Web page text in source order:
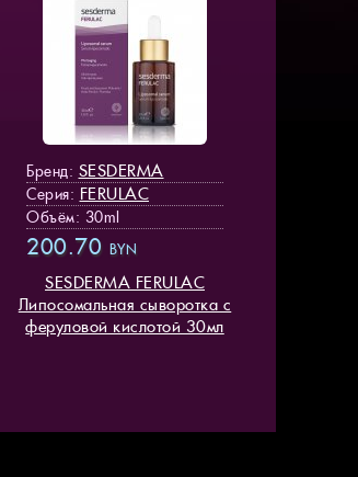
Бренд: SESDERMA
Серия: FERULAC
Объём: 30ml
200.70 BYN
SESDERMA FERULAC
Липосомальная сыворотка с
феруловой кислотой 30мл